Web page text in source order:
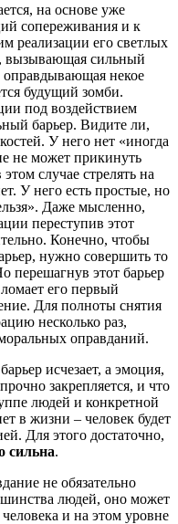
на основе уже
сопереживания и к
реализации его светлых
вызывающая сильный
некое
будущий зомби.
под воздействием
барьер. Видите ли,
У него нет «иногда
не может прикинуть
случае стрелять на
У него есть простые, но
Даже мысленно,
переступив этот
Конечно, чтобы
нужно совершить то
перешагнув этот барьер
его первый
Для полноты снятия
несколько раз,
оправданий.
исчезает, а эмоция,
закрепляется, и что
людей и конкретной
в жизни – человек будет
Для этого достаточно,
сильна.
не обязательно
людей, оно может
и на этом уровне